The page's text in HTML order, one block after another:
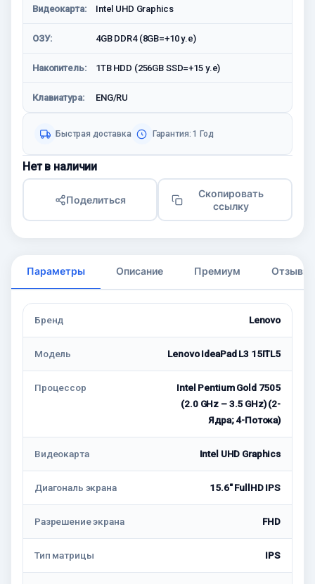
Видеокарта: Intel UHD Graphics
ОЗУ: 4GB DDR4 (8GB=+10 у.е)
Накопитель: 1TB HDD (256GB SSD=+15 у.е)
Клавиатура: ENG/RU
Быстрая доставка Гарантия: 1 Год
Нет в наличии
Поделиться
Скопировать
ссылку
Параметры Описание Премиум Отзывы
Бренд Lenovo
Модель Lenovo IdeaPad L3 15ITL5
Процессор
Intel Pentium Gold 7505
(2.0 GHz – 3.5 GHz) (2-
Ядра; 4-Потока)
Видеокарта Intel UHD Graphics
Диагональ экрана 15.6" FullHD IPS
Разрешение экрана FHD
Тип матрицы IPS